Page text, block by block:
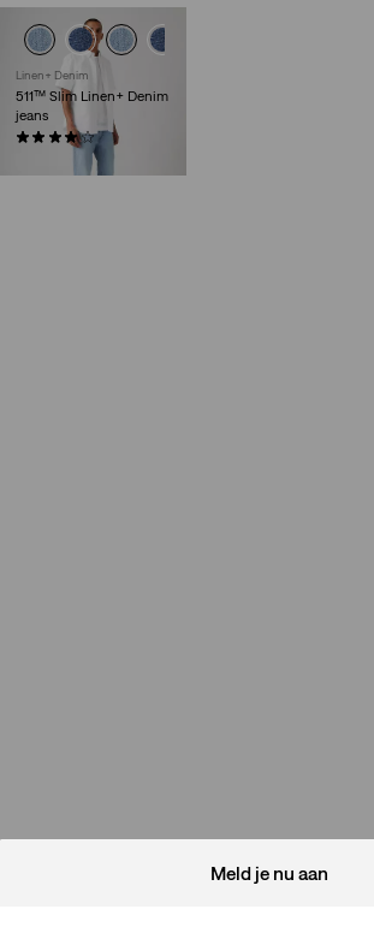
Linen+ Denim
511™ Slim Linen+ Denim
jeans
(389)
Meld je nu aan